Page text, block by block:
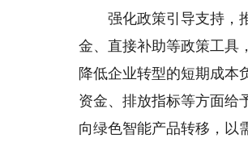
强化政策引导支持，推
金、直接补助等政策工具
降低企业转型的短期成本
资金、排放指标等方面给
向绿色智能产品转移，以